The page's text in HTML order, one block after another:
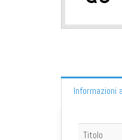
Informazioni
Titolo